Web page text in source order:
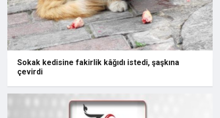
Sokak kedisine fakirlik kâğıdı istedi, şaşkına
çevirdi